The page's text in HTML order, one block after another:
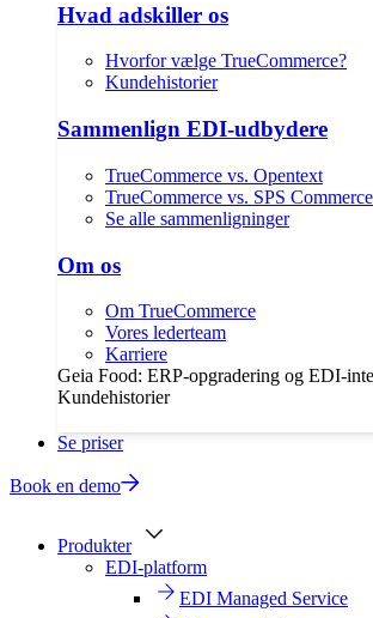
Hvad adskiller os
Hvorfor vælge TrueCommerce?
Kundehistorier
Sammenlign EDI-udbydere
TrueCommerce vs. Opentext
TrueCommerce vs. SPS Commerce
Se alle sammenligninger
Om os
Om TrueCommerce
Vores lederteam
Karriere
Geia Food: ERP-opgradering og EDI-
Kundehistorier
Se priser
Book en demo
Produkter
EDI-platform
EDI Managed Service